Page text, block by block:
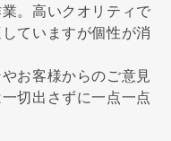
。高いクオリティで
ていますが個性が消
お客様からのご意見
切出さずに一点一点